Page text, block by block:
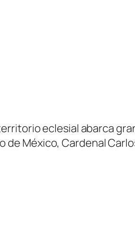
eclesial abarca
México, Cardenal